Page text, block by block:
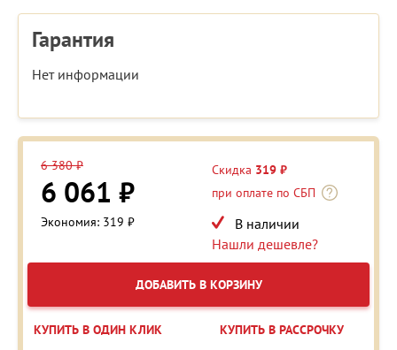
Гарантия
Нет информации
6 380 ₽
6 061 ₽
Экономия: 319 ₽
Скидка 319 ₽
при оплате по СБП
В наличии
Нашли дешевле?
ДОБАВИТЬ В КОРЗИНУ
КУПИТЬ В ОДИН КЛИК
КУПИТЬ В РАССРОЧКУ